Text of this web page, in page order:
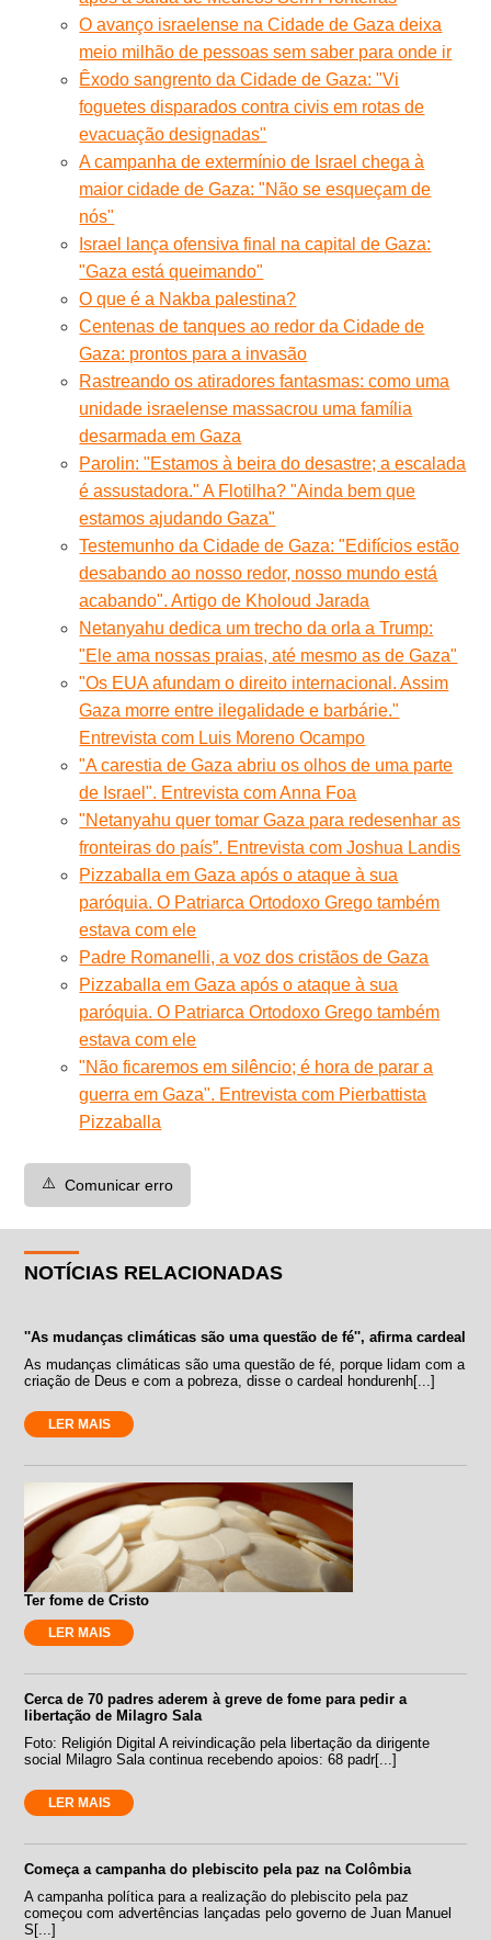
O avanço israelense na Cidade de Gaza deixa
meio milhão de pessoas sem saber para onde ir
Êxodo sangrento da Cidade de Gaza: "Vi
foguetes disparados contra civis em rotas de
evacuação designadas"
A campanha de extermínio de Israel chega à
maior cidade de Gaza: "Não se esqueçam de
nós"
Israel lança ofensiva final na capital de Gaza:
"Gaza está queimando"
O que é a Nakba palestina?
Centenas de tanques ao redor da Cidade de
Gaza: prontos para a invasão
Rastreando os atiradores fantasmas: como uma
unidade israelense massacrou uma família
desarmada em Gaza
Parolin: "Estamos à beira do desastre; a escalada
é assustadora." A Flotilha? "Ainda bem que
estamos ajudando Gaza"
Testemunho da Cidade de Gaza: "Edifícios estão
desabando ao nosso redor, nosso mundo está
acabando". Artigo de Kholoud Jarada
Netanyahu dedica um trecho da orla a Trump:
"Ele ama nossas praias, até mesmo as de Gaza"
"Os EUA afundam o direito internacional. Assim
Gaza morre entre ilegalidade e barbárie."
Entrevista com Luis Moreno Ocampo
"A carestia de Gaza abriu os olhos de uma parte
de Israel". Entrevista com Anna Foa
"Netanyahu quer tomar Gaza para redesenhar as
fronteiras do país”. Entrevista com Joshua Landis
Pizzaballa em Gaza após o ataque à sua
paróquia. O Patriarca Ortodoxo Grego também
estava com ele
Padre Romanelli, a voz dos cristãos de Gaza
Pizzaballa em Gaza após o ataque à sua
paróquia. O Patriarca Ortodoxo Grego também
estava com ele
"Não ficaremos em silêncio; é hora de parar a
guerra em Gaza". Entrevista com Pierbattista
Pizzaballa
⚠️ Comunicar erro
NOTÍCIAS RELACIONADAS
''As mudanças climáticas são uma questão de fé'', afirma cardeal
As mudanças climáticas são uma questão de fé, porque lidam com a
criação de Deus e com a pobreza, disse o cardeal hondurenh[...]
LER MAIS
Ter fome de Cristo
LER MAIS
Cerca de 70 padres aderem à greve de fome para pedir a
libertação de Milagro Sala
Foto: Religión Digital A reivindicação pela libertação da dirigente
social Milagro Sala continua recebendo apoios: 68 padr[...]
LER MAIS
Começa a campanha do plebiscito pela paz na Colômbia
A campanha política para a realização do plebiscito pela paz
começou com advertências lançadas pelo governo de Juan Manuel
S[...]